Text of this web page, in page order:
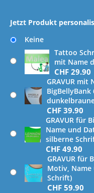
Jetzt Produkt
Keine
Tattoo
mit Name
CHF 29.90
GRAVUR
BigBellyBank
CHF 39.90
GRAVUR für
Name und
silberne
CHF 49.90
GRAVUR für
Motiv, Name
Schrift)
CHF 59.90